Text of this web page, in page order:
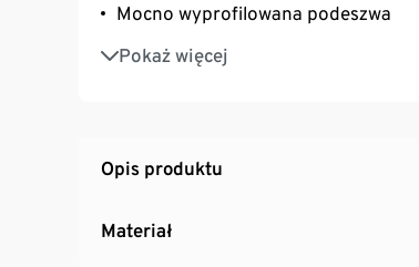
Mocno wyprofilowana podeszwa
Pokaż więcej
Materiał wierzchni z
Opis produktu
Materiał